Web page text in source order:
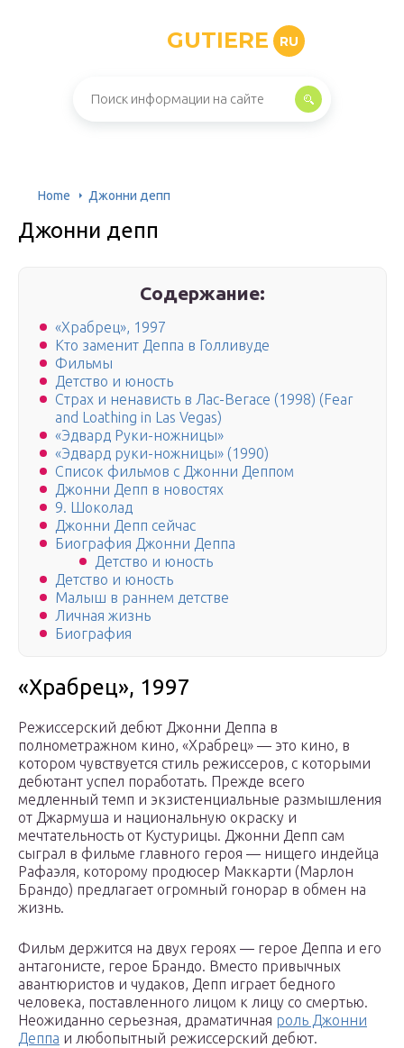
GUTIERE RU
Home Джонни депп
Джонни депп
Содержание:
«Храбрец», 1997
Кто заменит Деппа в Голливуде
Фильмы
Детство и юность
Страх и ненависть в Лас-Вегасе (1998) (Fear
and Loathing in Las Vegas)
«Эдвард Руки-ножницы»
«Эдвард руки-ножницы» (1990)
Список фильмов с Джонни Деппом
Джонни Депп в новостях
9. Шоколад
Джонни Депп сейчас
Биография Джонни Деппа
Детство и юность
Детство и юность
Малыш в раннем детстве
Личная жизнь
Биография
«Храбрец», 1997
Режиссерский дебют Джонни Деппа в
полнометражном кино, «Храбрец» — это кино, в
котором чувствуется стиль режиссеров, с которыми
дебютант успел поработать. Прежде всего
медленный темп и экзистенциальные размышления
от Джармуша и национальную окраску и
мечтательность от Кустурицы. Джонни Депп сам
сыграл в фильме главного героя — нищего индейца
Рафаэля, которому продюсер Маккарти (Марлон
Брандо) предлагает огромный гонорар в обмен на
жизнь.
Фильм держится на двух героях — герое Деппа и его
антагонисте, герое Брандо. Вместо привычных
авантюристов и чудаков, Депп играет бедного
человека, поставленного лицом к лицу со смертью.
Неожиданно серьезная, драматичная роль Джонни
Деппа и любопытный режиссерский дебют.